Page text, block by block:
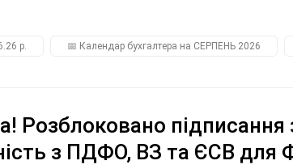
р. 📅 Календар бухгалтера на СЕРПЕНЬ 2026
Розблоковано
з ПДФО, ВЗ та ЄСВ